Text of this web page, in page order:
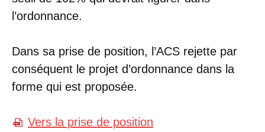
l’ordonnance.
Dans sa prise de position, l’ACS rejette par
conséquent le projet d’ordonnance dans la
forme qui est proposée.
Vers la prise de position